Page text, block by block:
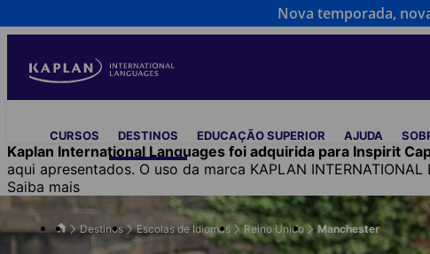
to
content
navigation
CURSOS DESTINOS EDUCAÇÃO SUPERIOR AJUDA
Kaplan International Languages foi adquirida para Inspirit
aqui apresentados. O uso da marca KAPLAN
Saiba mais
Nova temporada,
Destinos Escolas de Idiomas Reino Unido Manchester